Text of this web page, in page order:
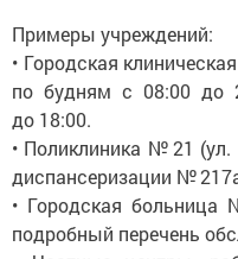
Примеры учреждений:
• Городская
по будням с 08:00 до
до 18:00.
• Поликлиника № 21
диспансеризации №
• Городская
подробный перечень